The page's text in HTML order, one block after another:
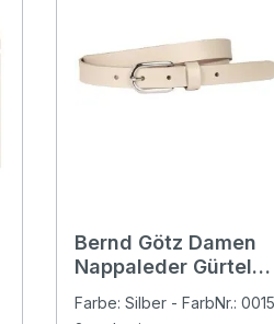
Bernd Götz Damen
Nappaleder Gürtel
Farbe: Silber - FarbNr.: